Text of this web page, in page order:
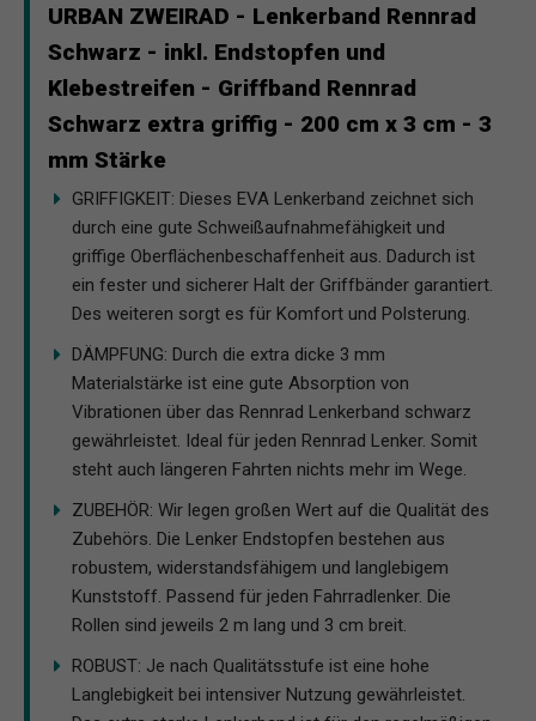
URBAN ZWEIRAD - Lenkerband Rennrad
Schwarz - inkl. Endstopfen und
Klebestreifen - Griffband Rennrad
Schwarz extra griffig - 200 cm x 3 cm - 3
mm Stärke
GRIFFIGKEIT: Dieses EVA Lenkerband zeichnet sich
durch eine gute Schweißaufnahmefähigkeit und
griffige Oberflächenbeschaffenheit aus. Dadurch ist
ein fester und sicherer Halt der Griffbänder garantiert.
Des weiteren sorgt es für Komfort und Polsterung.
DÄMPFUNG: Durch die extra dicke 3 mm
Materialstärke ist eine gute Absorption von
Vibrationen über das Rennrad Lenkerband schwarz
gewährleistet. Ideal für jeden Rennrad Lenker. Somit
steht auch längeren Fahrten nichts mehr im Wege.
ZUBEHÖR: Wir legen großen Wert auf die Qualität des
Zubehörs. Die Lenker Endstopfen bestehen aus
robustem, widerstandsfähigem und langlebigem
Kunststoff. Passend für jeden Fahrradlenker. Die
Rollen sind jeweils 2 m lang und 3 cm breit.
ROBUST: Je nach Qualitätsstufe ist eine hohe
Langlebigkeit bei intensiver Nutzung gewährleistet.